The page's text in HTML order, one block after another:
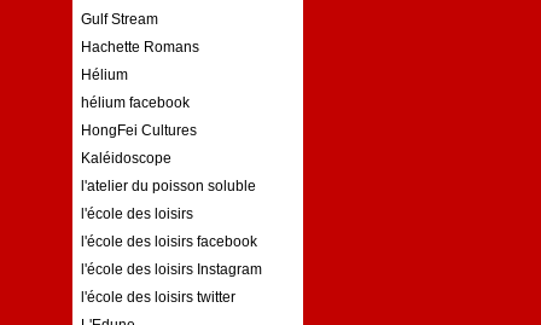
Gulf Stream
Hachette Romans
Hélium
hélium facebook
HongFei Cultures
Kaléidoscope
l'atelier du poisson soluble
l'école des loisirs
l'école des loisirs facebook
l'école des loisirs Instagram
l'école des loisirs twitter